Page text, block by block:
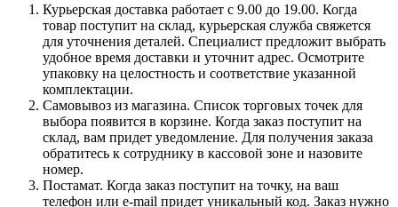
Курьерская доставка работает с 9.00 до 19.00. Когда
товар поступит на склад, курьерская служба свяжется
для уточнения деталей. Специалист предложит выбрать
удобное время доставки и уточнит адрес. Осмотрите
упаковку на целостность и соответствие указанной
комплектации.
Самовывоз из магазина. Список торговых точек для
выбора появится в корзине. Когда заказ поступит на
склад, вам придет уведомление. Для получения заказа
обратитесь к сотруднику в кассовой зоне и назовите
номер.
Постамат. Когда заказ поступит на точку, на ваш
телефон или e-mail придет уникальный код. Заказ нужно